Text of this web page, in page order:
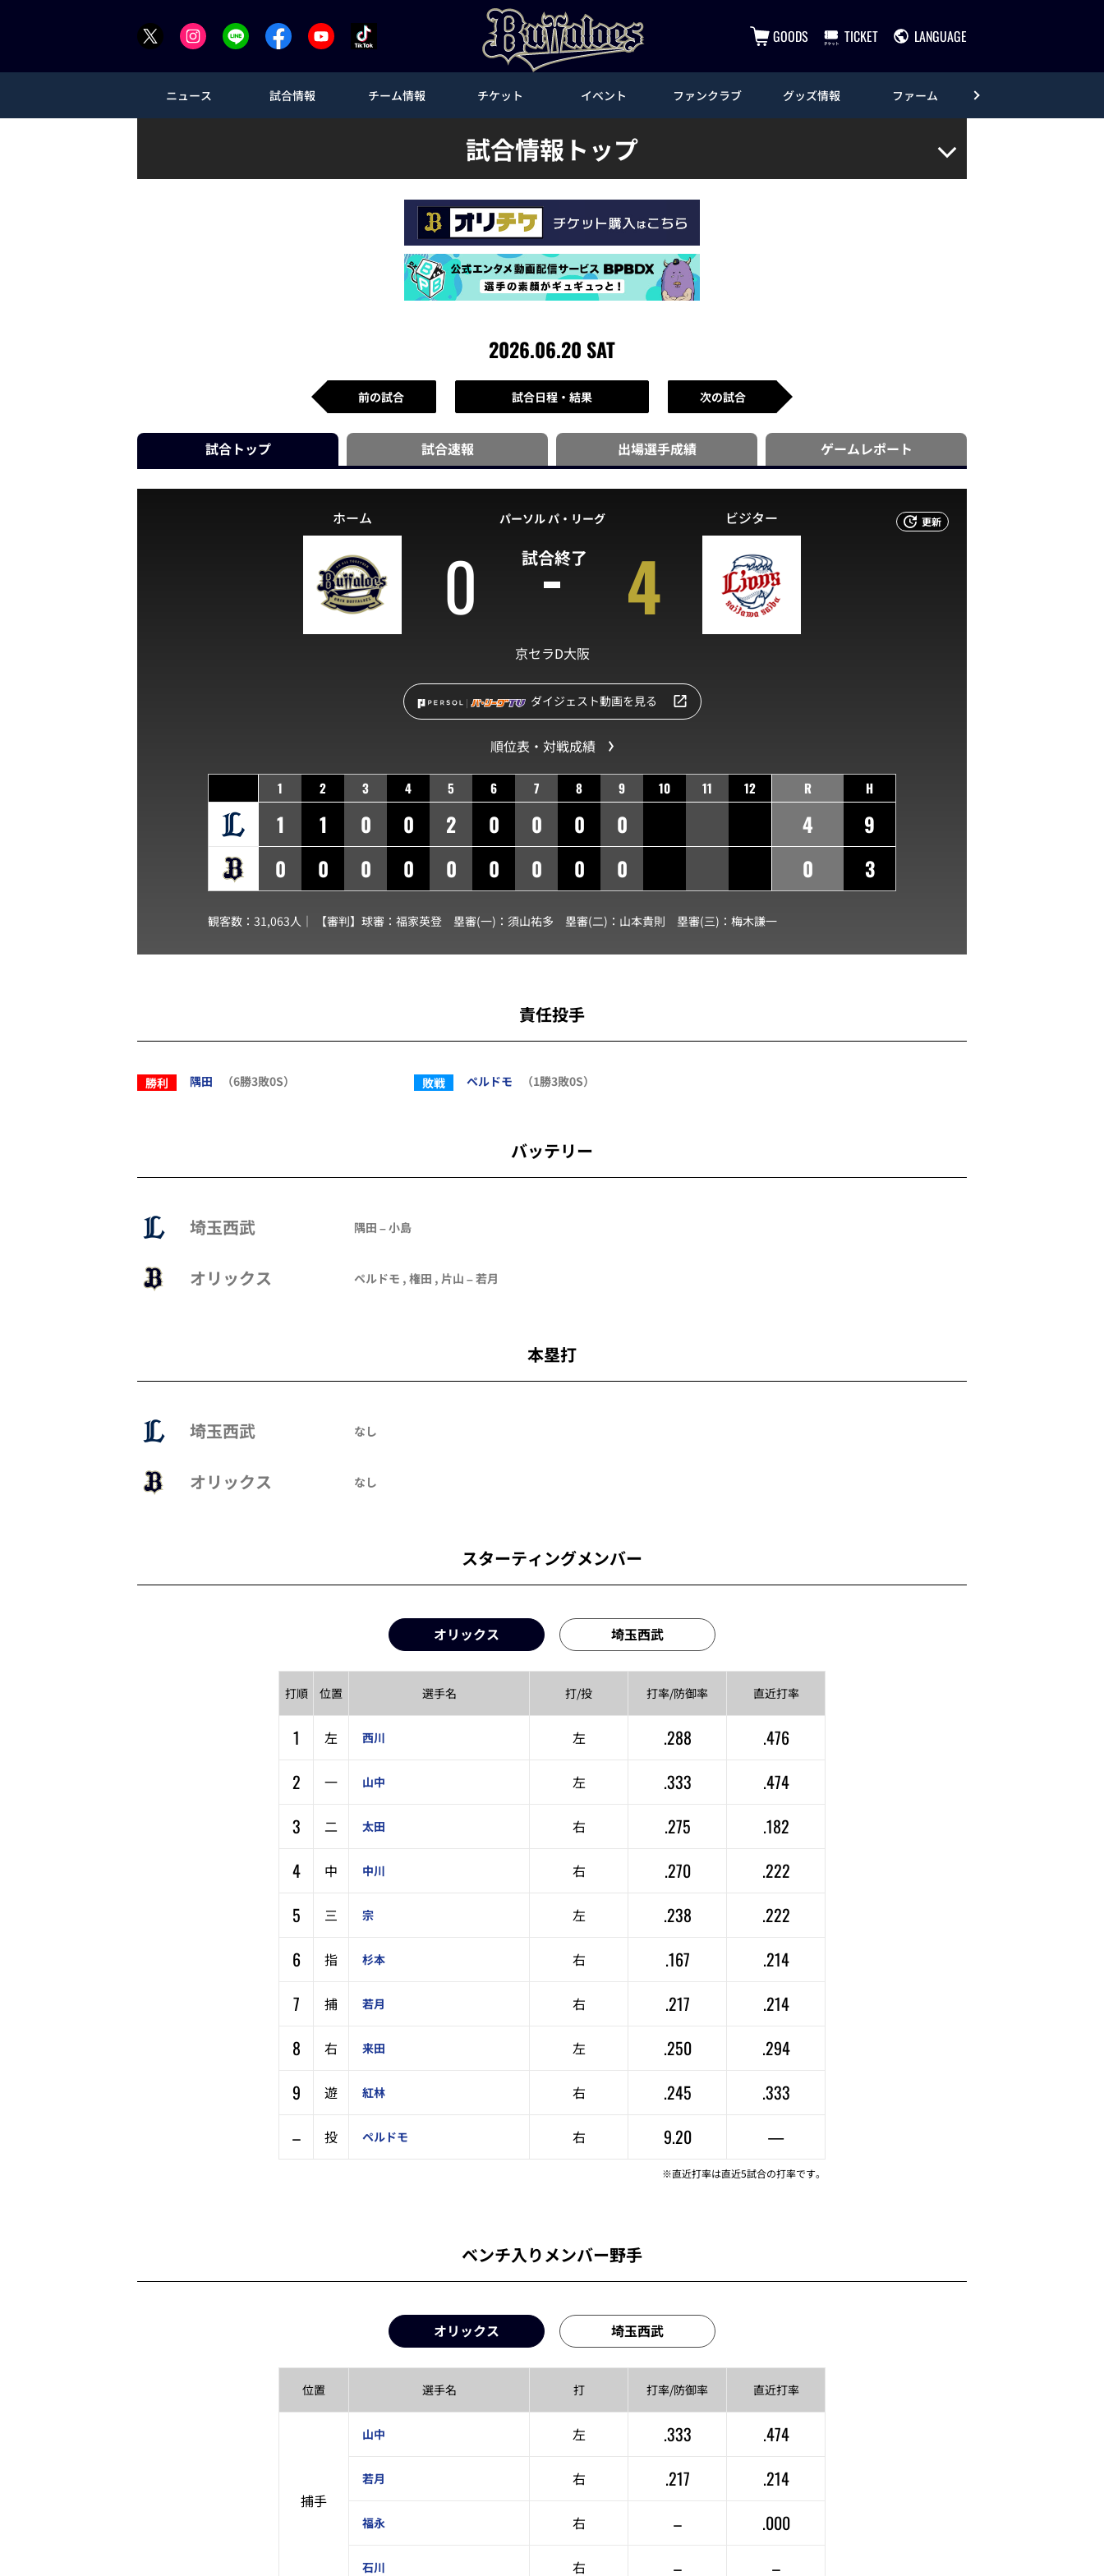
GOODS TICKET LANGUAGE
ニュース 試合情報 チーム情報 チケット イベント ファンクラブ グッズ情報 ファーム
試合情報トップ
2026.06.20 SAT
前の試合 試合日程・結果 次の試合
試合トップ 試合速報 出場選手成績 ゲームレポート
更新
パーソル パ・リーグ
試合終了
ホーム
0 4
ビジター
京セラD大阪
ダイジェスト動画を見る
順位表・対戦成績
1 2 3 4 5 6 7 8 9 10 11 12
1 1 0 0 2 0 0 0
0
0
0 0 0 0 0 0 0 0
R H
4
9
0
3
観客数：31,063人｜ 【審判】球審： 福家英登 塁審(一)： 須山祐多 塁審(二)： 山本貴則 塁審(三)： 梅木謙一
責任投手
勝利 隅田 （6勝3敗0S） 敗戦 ペルドモ （1勝3敗0S）
バッテリー
埼玉西武 隅田 –小島
オリックス ペルドモ , 権田 , 片山 –若月
本塁打
埼玉西武 なし
オリックス なし
スターティングメンバー
オリックス 埼玉西武
打順 位置 選手名 打/投 打率/防御率 直近打率
1 左 西川 左 .288
.476
2
一 山中 左 .333
.474
3
二 太田 右 .275
.182
4
中 中川 右 .270
.222
5
三 宗 左 .238
.222
6
指 杉本 右 .167
.214
7
捕 若月 右 .217
.214
8
右 来田 左 .250
.294
9
遊 紅林 右 .245
.333
–
投 ペルドモ 右 9.20 —
※直近打率は直近5試合の打率です。
ベンチ入りメンバー野手
オリックス 埼玉西武
位置 選手名 打 打率/防御率 直近打率
捕手
山中 左 .333 .474
若月 右 .217 .214
福永 右 – .000
石川 右 – –